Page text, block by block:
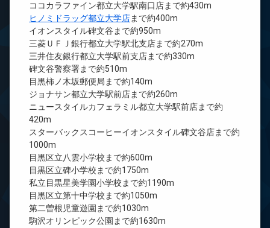
ココカラファイン都立大学駅南口店まで約430m
ヒノミドラッグ都立大学店まで約400m
イオンスタイル碑文谷まで約950m
三菱ＵＦＪ銀行都立大学駅北支店まで約270m
三井住友銀行都立大学駅前支店まで約330m
碑文谷警察署まで約510m
目黒柿ノ木坂郵便局まで約140m
ジョナサン都立大学駅前店まで約260m
ニュースタイルカフェラミル都立大学駅前店まで約
420m
スターバックスコーヒーイオンスタイル碑文谷店まで約
1000m
目黒区立八雲小学校まで約600m
目黒区立碑小学校まで約1750m
私立目黒星美学園小学校まで約1190m
目黒区立第十中学校まで約1050m
第二曽根児童遊園まで約1030m
駒沢オリンピック公園まで約1630m